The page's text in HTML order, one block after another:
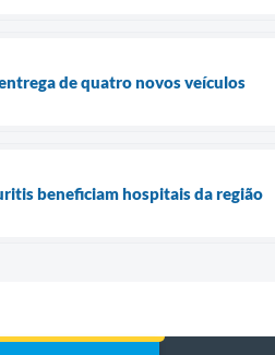
de quatro novos veículos
beneficiam hospitais da região